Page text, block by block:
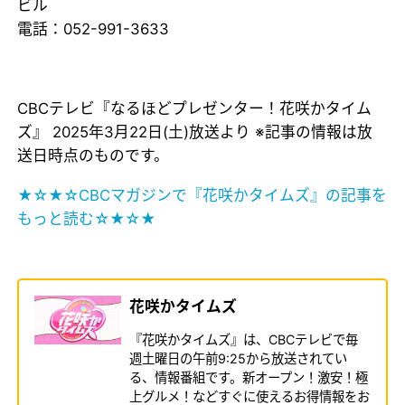
ビル
電話：052-991-3633
CBCテレビ『なるほどプレゼンター！花咲かタイム
ズ』 2025年3月22日(土)放送より ※記事の情報は放
送日時点のものです。
★☆★☆CBCマガジンで『花咲かタイムズ』の記事を
もっと読む☆★☆★
花咲かタイムズ
『花咲かタイムズ』は、CBCテレビで毎
週土曜日の午前9:25から放送されてい
る、情報番組です。新オープン！激安！極
上グルメ！などすぐに使えるお得情報をお